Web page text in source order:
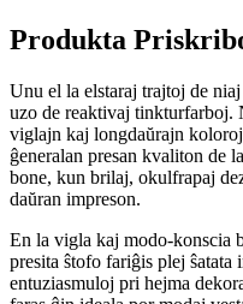
Produkta
Unu el la elstaraj trajtoj de
uzo de reaktivaj tinkturfarboj.
viglajn kaj longdaŭrajn
ĝeneralan presan kvaliton de
bone, kun brilaj, okulfrapaj
daŭran impreson.
En la vigla kaj modo-konscia
presita ŝtofo fariĝis plej ŝatata
entuziasmuloj pri hejma